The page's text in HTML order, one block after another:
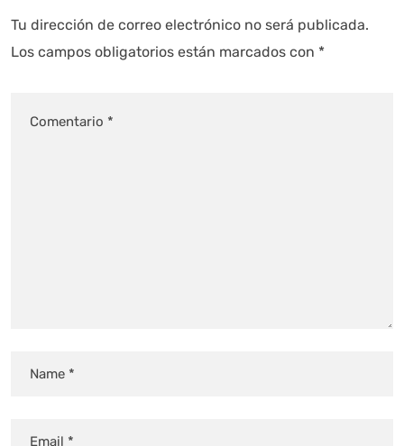
Tu dirección de correo electrónico no será publicada.
Los campos obligatorios están marcados con *